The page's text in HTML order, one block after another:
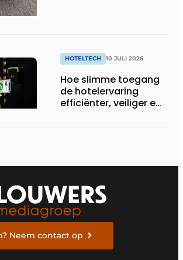
HOTELTECH 10 JULI 2026
Hoe slimme toegang
de hotelervaring
efficiënter, veiliger en
Neem contact op